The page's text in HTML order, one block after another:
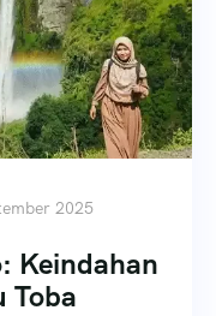
2025
Keindahan
Toba